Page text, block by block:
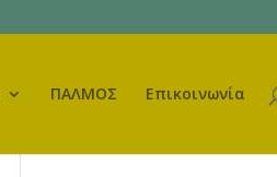
ΠΑΛΜΟΣ Επικοινωνία